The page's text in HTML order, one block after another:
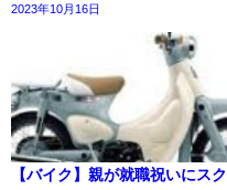
2023年10月16日
【バイク】親が就職祝いにスク